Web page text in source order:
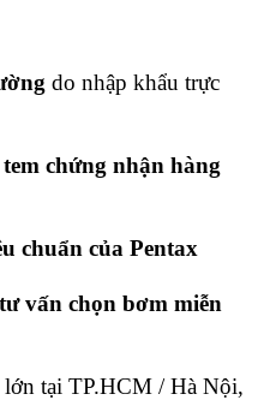
do nhập khẩu trực
chứng nhận hàng
chuẩn của Pentax
vấn chọn bơm miễn
tại TP.HCM / Hà Nội,